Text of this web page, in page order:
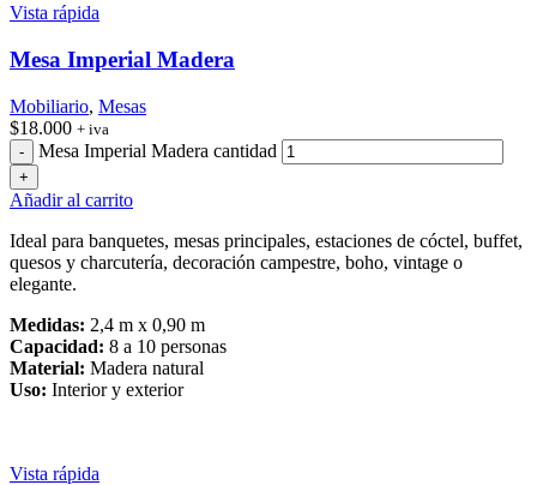
Vista rápida
Mesa Imperial Madera
Mobiliario, Mesas
$18.000 + iva
Mesa Imperial Madera cantidad
Añadir al carrito
Ideal para banquetes, mesas principales, estaciones de cóctel, buffet,
quesos y charcutería, decoración campestre, boho, vintage o
elegante.
Medidas: 2,4 m x 0,90 m
Capacidad: 8 a 10 personas
Material: Madera natural
Uso: Interior y exterior
Vista rápida